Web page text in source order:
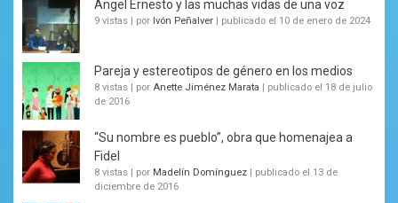
Ángel Ernesto y las muchas vidas de una voz
9 vistas | por Ivón Peñalver | publicado el 10 de enero de 2024
Pareja y estereotipos de género en los medios
8 vistas | por Anette Jiménez Marata | publicado el 18 de julio
de 2016
“Su nombre es pueblo”, obra que homenajea a
Fidel
8 vistas | por Madelín Domínguez | publicado el 13 de
diciembre de 2016